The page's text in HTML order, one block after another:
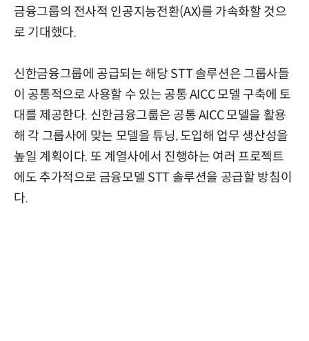
금융그룹의 전사적 인공지능전환(AX)를 가속화할 것으
로 기대했다.
신한금융그룹에 공급되는 해당 STT 솔루션은 그룹사들
이 공통적으로 사용할 수 있는 공통 AICC 모델 구축에 토
대를 제공한다. 신한금융그룹은 공통 AICC 모델을 활용
해 각 그룹사에 맞는 모델을 튜닝, 도입해 업무 생산성을
높일 계획이다. 또 계열사에서 진행하는 여러 프로젝트
에도 추가적으로 금융모델 STT 솔루션을 공급할 방침이
다.